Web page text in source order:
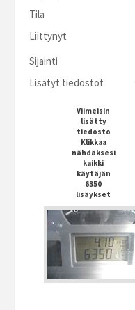
Tila
Liittynyt
Sijainti
Lisätyt tiedostot
Viimeisin
lisätty
tiedosto
Klikkaa
nähdäksesi
kaikki
käytäjän
6350
lisäykset